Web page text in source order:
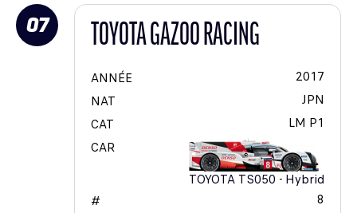
07 TOYOTA GAZOO RACING
ANNÉE
2017
NAT
JPN
CAT
LM P1
CAR
TOYOTA TS050 - Hybrid
#
8